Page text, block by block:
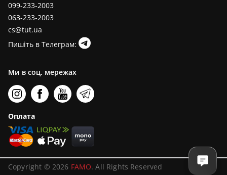
099-233-2003
063-233-2003
cs@tut.ua
Пишіть в Телеграм:
Ми в соц. мережах
Оплата
Copyright © 2026 FAMO. All Rights Reserved